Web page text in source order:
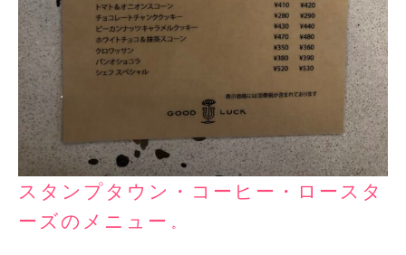
スタンプタウン・コーヒー・ロースタ
ーズのメニュー。